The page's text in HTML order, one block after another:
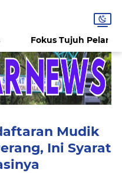
Fokus Tujuh
Mudik
Ini Syarat